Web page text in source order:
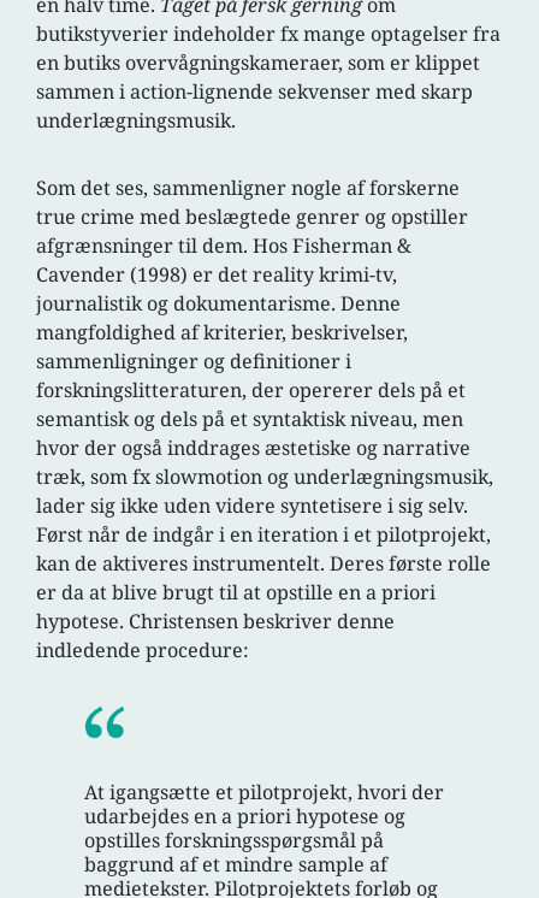
butikstyverier indeholder fx mange optagelser fra
en butiks overvågningskameraer, som er klippet
sammen i action-lignende sekvenser med skarp
underlægningsmusik.
Som det ses, sammenligner nogle af forskerne
true crime med beslægtede genrer og opstiller
afgrænsninger til dem. Hos Fisherman &
Cavender (1998) er det reality krimi-tv,
journalistik og dokumentarisme. Denne
mangfoldighed af kriterier, beskrivelser,
sammenligninger og definitioner i
forskningslitteraturen, der opererer dels på et
semantisk og dels på et syntaktisk niveau, men
hvor der også inddrages æstetiske og narrative
træk, som fx slowmotion og underlægningsmusik,
lader sig ikke uden videre syntetisere i sig selv.
Først når de indgår i en iteration i et pilotprojekt,
kan de aktiveres instrumentelt. Deres første rolle
er da at blive brugt til at opstille en a priori
hypotese. Christensen beskriver denne
indledende procedure:
At igangsætte et pilotprojekt, hvori der
udarbejdes en a priori hypotese og
opstilles forskningsspørgsmål på
baggrund af et mindre sample af
medietekster. Pilotprojektets forløb og